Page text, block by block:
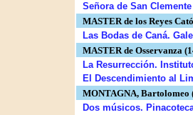
Señora de San
MASTER de los Reyes
Las Bodas de Caná.
MASTER de Osservanza
La Resurrección.
El Descendimiento al
MONTAGNA, Bartolomeo
Dos músicos.